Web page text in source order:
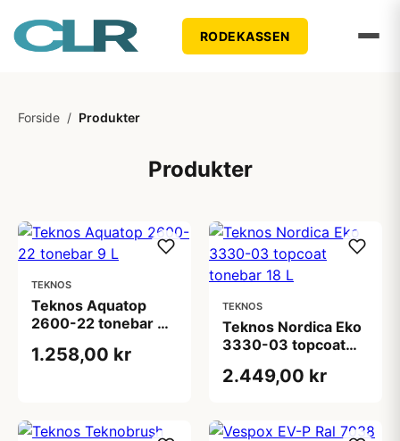
RODEKASSEN
Forside / Produkter
Produkter
TEKNOS
Teknos Aquatop
2600-22 tonebar 9
1.258,00 kr
TEKNOS
Teknos Nordica Eko
3330-03 topcoat
2.449,00 kr